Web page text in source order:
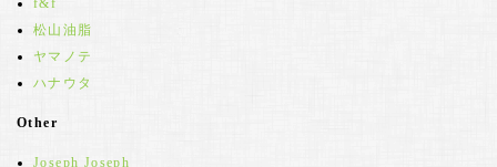
f&f
松山油脂
ヤマノテ
ハナウタ
Other
Joseph Joseph